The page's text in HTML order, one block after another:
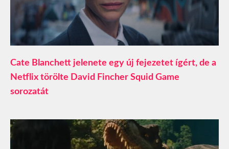
Cate Blanchett jelenete egy új fejezetet ígért, de a
Netflix törölte David Fincher Squid Game
sorozatát